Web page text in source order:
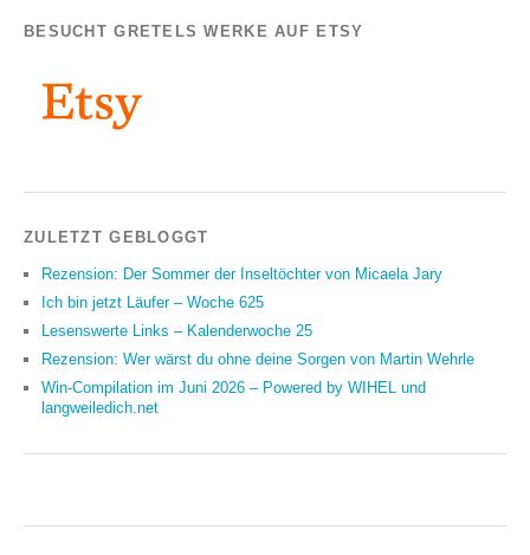
BESUCHT GRETELS WERKE AUF ETSY
ZULETZT GEBLOGGT
Rezension: Der Sommer der Inseltöchter von Micaela Jary
Ich bin jetzt Läufer – Woche 625
Lesenswerte Links – Kalenderwoche 25
Rezension: Wer wärst du ohne deine Sorgen von Martin Wehrle
Win-Compilation im Juni 2026 – Powered by WIHEL und
langweiledich.net